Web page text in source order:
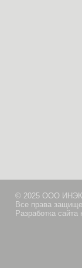
© 2025 ООО
Все права
Разработка